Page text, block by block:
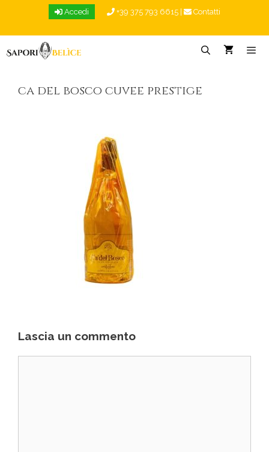
Accedi +39 375 793 6615 Contatti
ca del bosco cuvee prestige
Lascia un commento